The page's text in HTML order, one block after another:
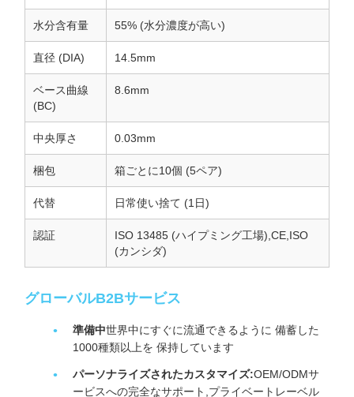
水分含有量 55% (水分濃度が高い)
直径 (DIA) 14.5mm
ベース曲線
(BC)
8.6mm
中央厚さ 0.03mm
梱包 箱ごとに10個 (5ペア)
代替 日常使い捨て (1日)
認証
ISO 13485 (ハイプミング工場),CE,ISO
(カンシダ)
グローバルB2Bサービス
準備中世界中にすぐに流通できるように 備蓄した
1000種類以上を 保持しています
パーソナライズされたカスタマイズ:OEM/ODMサ
ービスへの完全なサポート,プライベートレーベル